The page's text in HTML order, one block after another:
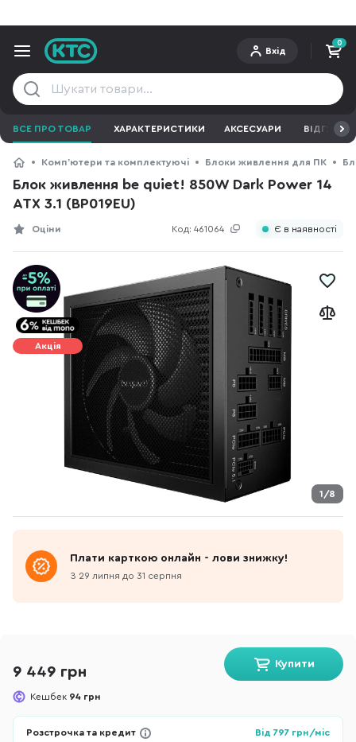
Вхід
0
ВСЕ ПРО ТОВАР ХАРАКТЕРИСТИКИ АКСЕСУАРИ ВІДГУКИ
Компʼютери та комплектуючі Блоки живлення для ПК
Блок живлення be quiet! 850W Dark Power 14
ATX 3.1 (BP019EU)
Код: 461064
Оціни Є в наявності
1/8
Акція
Плати карткою онлайн - лови знижку!
З 29 липня до 31 серпня
9 449 грн
Кешбек 94 грн
Купити
Розстрочка та кредит Від 797 грн/міс